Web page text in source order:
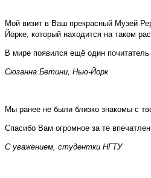
Мой визит в Ваш прекрасный Музей
Йорке, который находится на таком
В мире появился ещё один почитатель
Сюзанна Бетини, Нью-Йорк
Мы ранее не были близко знакомы с
Спасибо Вам огромное за те
С уважением, студентки НГТУ